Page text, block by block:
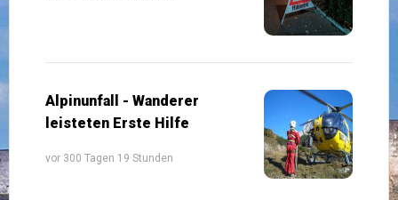
Alpinunfall - Wanderer
leisteten Erste Hilfe
vor 300 Tagen 19 Stunden